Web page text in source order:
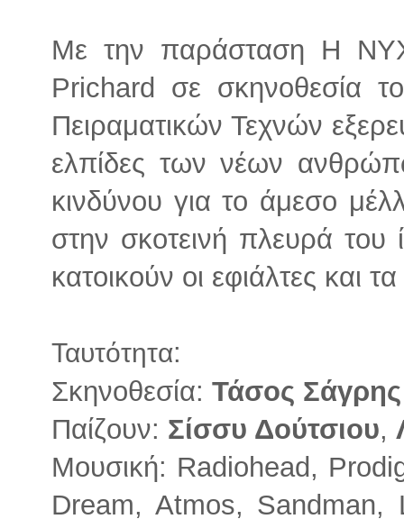
Με την παράσταση Η
Prichard σε σκηνοθεσία
Πειραματικών Τεχνών
ελπίδες των νέων
κινδύνου για το άμεσο
στην σκοτεινή πλευρά του
κατοικούν οι εφιάλτες και
Ταυτότητα:
Σκηνοθεσία: Τάσος Σάγρης
Παίζoυν: Σίσσυ Δούτσιου,
Μουσική: Radiohead,
Dream, Atmos,